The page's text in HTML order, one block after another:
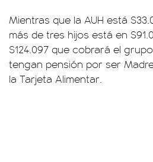
Mientras que la AUH está
más de tres hijos está en
$124.097 que cobrará el
tengan pensión por ser
la Tarjeta Alimentar.